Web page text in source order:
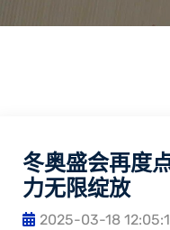
冬奥盛会再度
力无限绽放
2025-03-18